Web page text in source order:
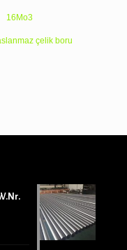
16Mo3
çelik boru